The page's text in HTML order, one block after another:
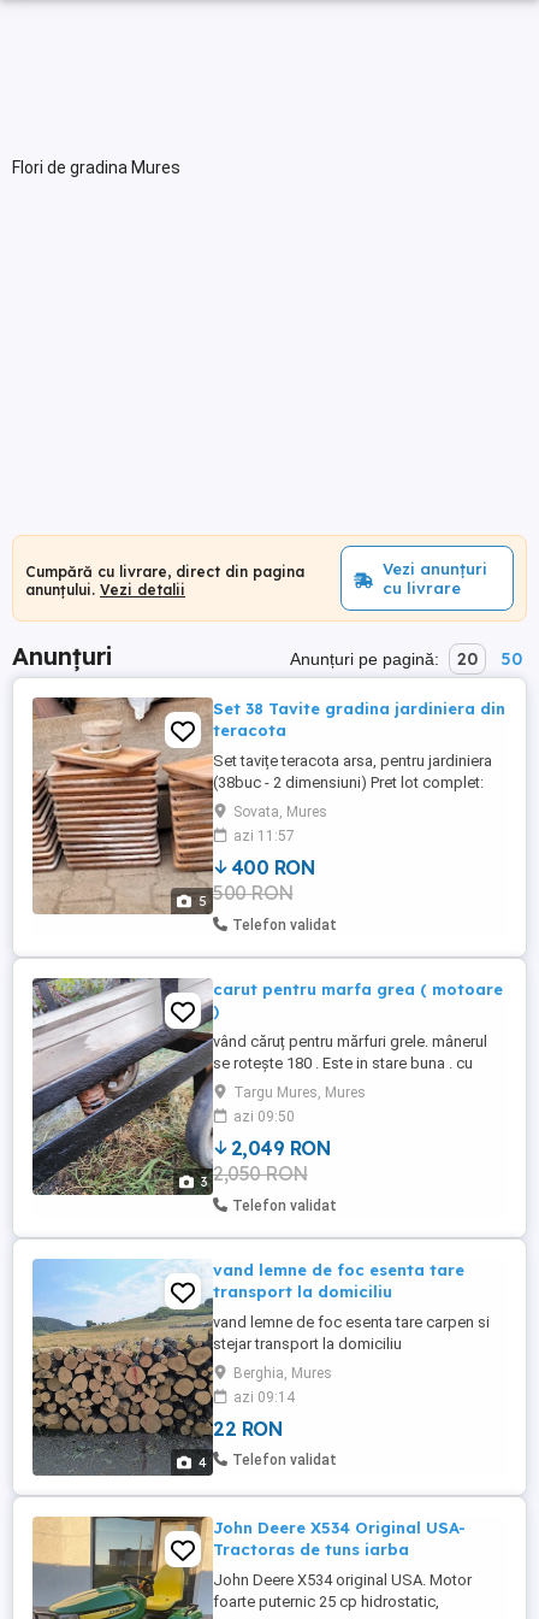
Flori de gradina Mures
Cumpără cu livrare, direct din pagina
anunțului. Vezi detalii
Vezi anunțuri
cu livrare
Anunțuri Anunțuri pe pagină: 20 50
5
Set 38 Tavite gradina jardiniera din
teracota
Set tavițe teracota arsa, pentru jardiniera
(38buc - 2 dimensiuni) Pret lot complet:
400 lei 28 buc (int 13x26) + 10 buc (int
18x36) Dimensiuni: 1)31cmx17cm (int
13x26cm) Pret: 20 lei buc Set 10 buc 150
lei Set 28 buc 350lei 2)41m x 20cm (int
18x36cm) Pret: 25 lei buc Set 200 lei set 10
buc Tava ...
Sovata, Mures
azi 11:57
400 RON
500 RON
Telefon validat
3
carut pentru marfa grea ( motoare
)
vând căruț pentru mărfuri grele. mânerul
se rotește 180 . Este in stare buna . cu
predare personala .
Targu Mures, Mures
azi 09:50
2,049 RON
2,050 RON
Telefon validat
4
vand lemne de foc esenta tare
transport la domiciliu
vand lemne de foc esenta tare carpen si
stejar transport la domiciliu
Berghia, Mures
azi 09:14
22 RON
Telefon validat
John Deere X534 Original USA-
Tractoras de tuns iarba
John Deere X534 original USA. Motor
foarte puternic 25 cp hidrostatic,